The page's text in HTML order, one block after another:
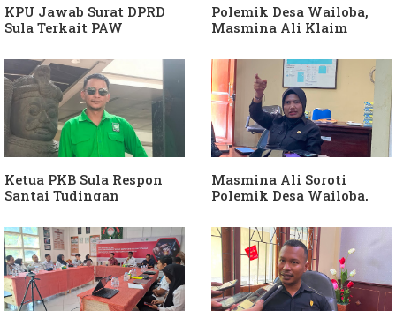
KPU Jawab Surat DPRD
Sula Terkait PAW
Hanura
Polemik Desa Wailoba,
Masmina Ali Klaim
Keterlibatan Ketua PKB
Sula
Ketua PKB Sula Respon
Santai Tudingan
Dia Kangen Saya
Masmina Ali Soroti
Polemik Desa Wailoba,
Keterlibatan Ketua PKB
Sula